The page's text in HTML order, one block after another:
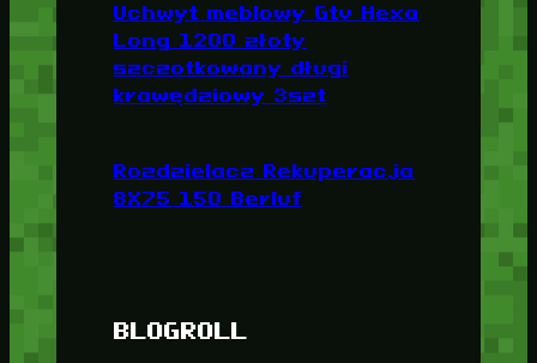
Uchwyt meblowy Gtv Hexa
Long 1200 złoty
szczotkowany długi
krawędziowy 3szt
Rozdzielacz Rekuperacja
8X75 150 Berluf
BLOGROLL